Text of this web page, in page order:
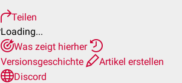
Teilen
Loading...
Was zeigt hierher
Versionsgeschichte
Artikel erstellen
Discord